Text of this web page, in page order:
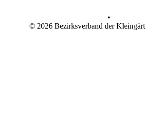
•
© 2026 Bezirksverband der